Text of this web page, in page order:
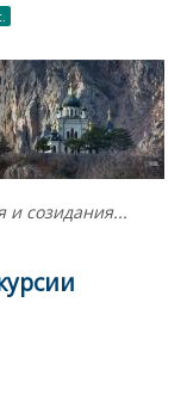
и созидания...